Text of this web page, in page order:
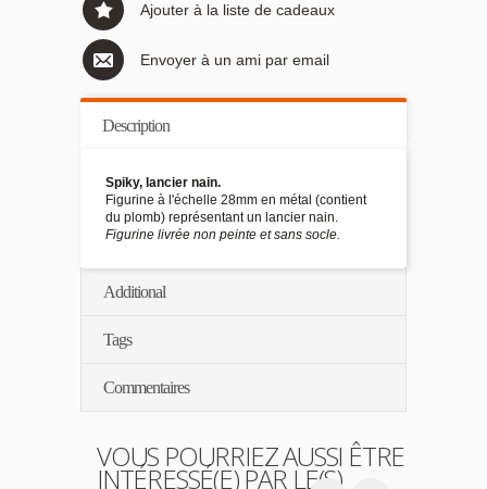
Ajouter à la liste de cadeaux
Envoyer à un ami par email
Description
Spiky, lancier nain.
Figurine à l'échelle 28mm en métal (contient
du plomb) représentant un lancier nain.
Figurine livrée non peinte et sans socle.
Additional
Tags
Commentaires
VOUS POURRIEZ AUSSI ÊTRE
INTÉRESSÉ(E) PAR LE(S)